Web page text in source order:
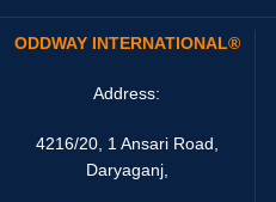
ODDWAY INTERNATIONAL®
Address:
4216/20, 1 Ansari Road,
Daryaganj,